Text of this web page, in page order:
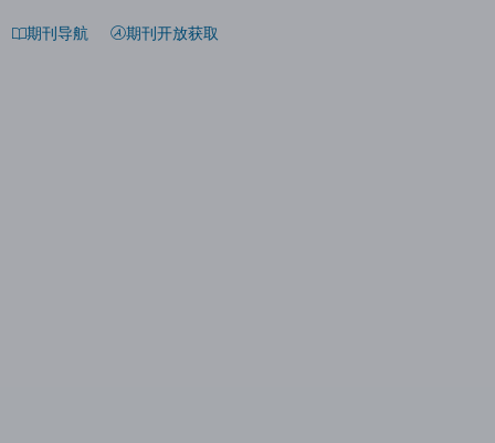
期刊导航 期刊开放获取